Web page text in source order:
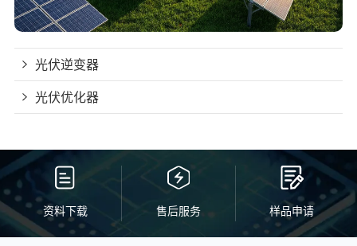
光伏逆变器
光伏优化器
资料下载 售后服务 样品申请